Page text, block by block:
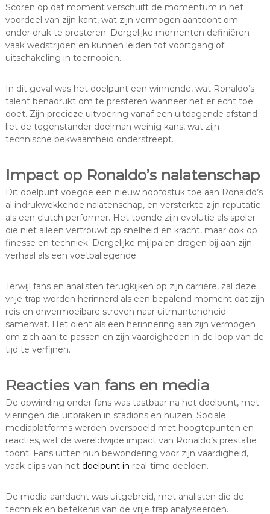
Scoren op dat moment verschuift de momentum in het
voordeel van zijn kant, wat zijn vermogen aantoont om
onder druk te presteren. Dergelijke momenten definiëren
vaak wedstrijden en kunnen leiden tot voortgang of
uitschakeling in toernooien.
In dit geval was het doelpunt een winnende, wat Ronaldo’s
talent benadrukt om te presteren wanneer het er echt toe
doet. Zijn precieze uitvoering vanaf een uitdagende afstand
liet de tegenstander doelman weinig kans, wat zijn
technische bekwaamheid onderstreept.
Impact op Ronaldo’s nalatenschap
Dit doelpunt voegde een nieuw hoofdstuk toe aan Ronaldo’s
al indrukwekkende nalatenschap, en versterkte zijn reputatie
als een clutch performer. Het toonde zijn evolutie als speler
die niet alleen vertrouwt op snelheid en kracht, maar ook op
finesse en techniek. Dergelijke mijlpalen dragen bij aan zijn
verhaal als een voetballegende.
Terwijl fans en analisten terugkijken op zijn carrière, zal deze
vrije trap worden herinnerd als een bepalend moment dat zijn
reis en onvermoeibare streven naar uitmuntendheid
samenvat. Het dient als een herinnering aan zijn vermogen
om zich aan te passen en zijn vaardigheden in de loop van de
tijd te verfijnen.
Reacties van fans en media
De opwinding onder fans was tastbaar na het doelpunt, met
vieringen die uitbraken in stadions en huizen. Sociale
mediaplatforms werden overspoeld met hoogtepunten en
reacties, wat de wereldwijde impact van Ronaldo’s prestatie
toont. Fans uitten hun bewondering voor zijn vaardigheid,
vaak clips van het doelpunt in real-time deelden.
De media-aandacht was uitgebreid, met analisten die de
techniek en betekenis van de vrije trap analyseerden.